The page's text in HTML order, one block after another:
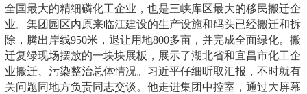
全国最大的精细磷化工企业，也是三峡库区最大的移民搬迁企
业。集团园区内原来临江建设的生产设施和码头已经搬迁和拆
除，腾出岸线950米，退让用地800多亩，并完成全面绿化。搬
迁复绿现场摆放的一块块展板，展示了湖北省和宜昌市化工企
业搬迁、污染整治总体情况。习近平仔细听取汇报，不时就有
关问题同地方负责同志交谈。他走进集团中控室，通过大屏幕